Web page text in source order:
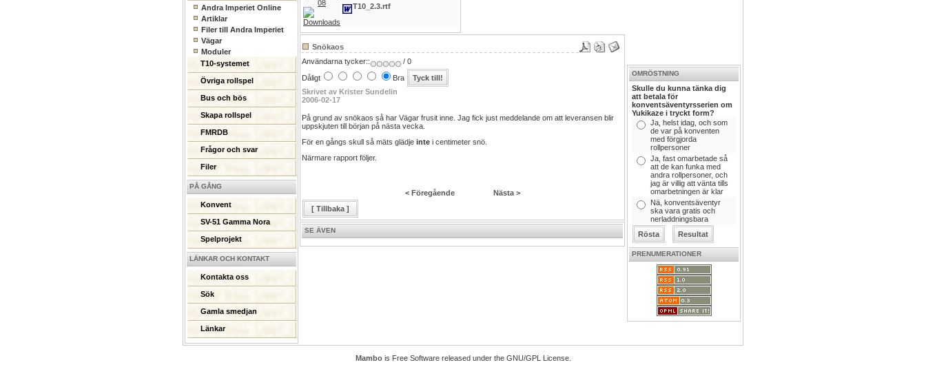
Andra Imperiet Online
Artiklar
Filer till Andra Imperiet
Vägar
Moduler
T10-systemet
Övriga rollspel
Bus och bös
Skapa rollspel
FMRDB
Frågor och svar
Filer
PÅ GÅNG
Konvent
SV-51 Gamma Nora
Spelprojekt
LÄNKAR OCH KONTAKT
Kontakta oss
Sök
Gamla smedjan
Länkar
08
T10_2.3.rtf
Snökaos
Användarna tycker::
/ 0
Dåligt
Bra
Skrivet av Krister Sundelin
2006-02-17
På grund av snökaos så har Vägar frusit inne. Jag fick just meddelande om att leveransen blir
uppskjuten till början på nästa vecka.
För en gångs skull så mäts glädje inte i centimeter snö.
Närmare rapport följer.
< Föregående
Nästa >
[ Tillbaka ]
SE ÄVEN
OMRÖSTNING
Skulle du kunna tänka dig
att betala för
konventsäventyrsserien om
Yukikaze i tryckt form?
Ja, helst idag, och som
de var på konventen
med förgjorda
rollpersoner
Ja, fast omarbetade så
att de kan funka med
andra rollpersoner, och
jag är villig att vänta tills
omarbetningen är klar
Nä, konventsäventyr
ska vara gratis och
nerladdningsbara
PRENUMERATIONER
Mambois Free Software released under the GNU/GPL License.